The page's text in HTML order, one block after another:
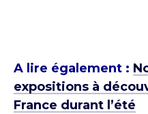
A lire également :
expositions à
France durant l’été